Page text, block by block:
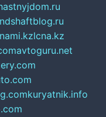
lcna.kz
avtoguru.net
kuryatnik.info